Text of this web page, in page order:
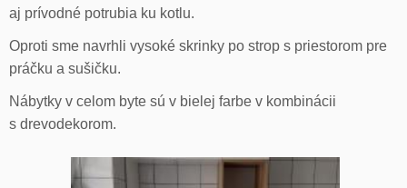
aj prívodné potrubia ku kotlu.
Oproti sme navrhli vysoké skrinky po strop s priestorom pre
práčku a sušičku.
Nábytky v celom byte sú v bielej farbe v kombinácii
s drevodekorom.